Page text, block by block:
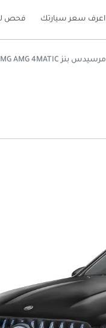
اعرف سعر سيارتك فحص
مرسيدس بنز GLE 53 AMG AMG 4MATIC+